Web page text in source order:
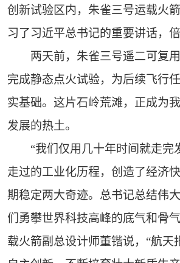
创新试验区内，朱雀三号运载火
习了习近平总书记的重要讲话，倍
两天前，朱雀三号遥二可复用
完成静态点火试验，为后续飞行
实基础。这片石岭荒滩，正成为
发展的热土。
“我们仅用几十年时间就走完
走过的工业化历程，创造了经济
期稳定两大奇迹。总书记总结伟
们勇攀世界科技高峰的底气和骨
载火箭副总设计师董锴说，“航天